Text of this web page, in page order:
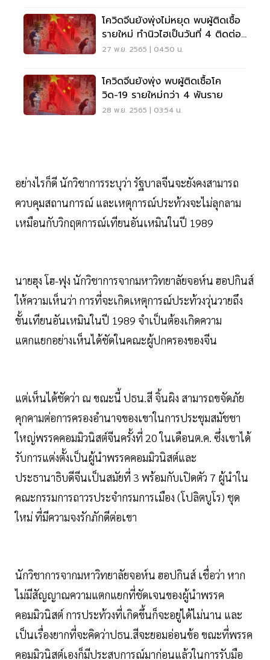
โควิดจีนยังพุ่งไม่หยุด พบผู้ติดเชื้อ
รายใหม่ ทำนิวไฮเป็นวันที่ 4 ติดต่อ
กัน
27 พ.ย. 2565 | 04:50 น.
โควิดจีนยังพุ่ง พบผู้ติดเชื้อโค
วิด-19 รายใหม่กว่า 4 พันราย
28 พ.ย. 2565 | 03:54 น.
อย่างไรก็ดี นักวิชาการระบุว่า รัฐบาลจีนจะยังคงสามารถ
ควบคุมสถานการณ์ และเหตุการณ์ประท้วงจะไม่ลุกลาม
เหมือนกับวิกฤตการณ์เทียนอันเหมินในปี 1989
นายฮุง โฮ-ฟุง นักวิชาการจากมหาวิทยาลัยจอห์น ฮอปกินส์
ให้ความเห็นว่า การที่จะเกิดเหตุการณ์ประท้วงวุ่นวายถึง
ขั้นเทียนอันเหมินในปี 1989 จำเป็นต้องเกิดความ
แตกแยกอย่างเห็นได้ชัดในคณะผู้ปกครองของจีน
แต่เห็นได้ชัดว่า ณ ขณะนี้ ปธน.สี จิ้นผิง สามารถขจัดภัย
คุกคามต่อการครองอำนาจของเขาในการประชุมสมัชชา
ใหญ่พรรคคอมมิวนิสต์จีนครั้งที่ 20 ในเดือนต.ค. ซึ่งเขาได้
รับการแต่งตั้งเป็นผู้นำพรรคคอมมิวนิสต์และ
ประธานาธิบดีจีนเป็นสมัยที่ 3 พร้อมกับเปิดตัว 7 ผู้นำใน
คณะกรรมการถาวรประจำกรมการเมือง (โปลิตบูโร) ชุด
ใหม่ ที่มีความจงรักภักดีต่อเขา
นักวิชาการจากมหาวิทยาลัยจอห์น ฮอปกินส์ เชื่อว่า หาก
ไม่มีสัญญาณความแตกแยกที่ชัดเจนของผู้นำพรรค
คอมมิวนิสต์ การประท้วงที่เกิดขึ้นก็จะอยู่ได้ไม่นาน และ
เป็นเรื่องยากที่จะคิดว่าปธน.สีจะยอมอ่อนข้อ ขณะที่พรรค
คอมมิวนิสต์เองก็มีประสบการณ์มาก่อนแล้วในการรับมือ